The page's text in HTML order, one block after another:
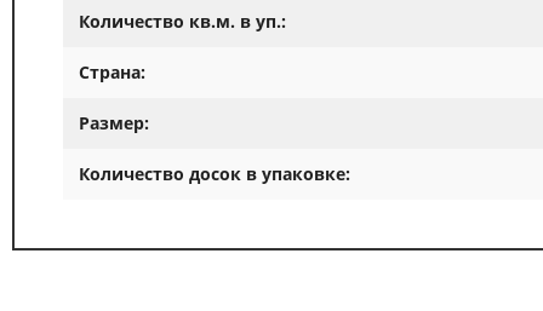
Количество кв.м. в уп.:
Страна:
Размер:
Количество досок в упаковке: